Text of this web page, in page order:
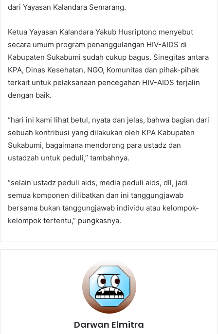
dari Yayasan Kalandara Semarang.
Ketua Yayasan Kalandara Yakub Husriptono menyebut
secara umum program penanggulangan HIV-AIDS di
Kabupaten Sukabumi sudah cukup bagus. Sinegitas antara
KPA, Dinas Kesehatan, NGO, Komunitas dan pihak-pihak
terkait untuk pelaksanaan pencegahan HIV-AIDS terjalin
dengan baik.
“hari ini kami lihat betul, nyata dan jelas, bahwa bagian dari
sebuah kontribusi yang dilakukan oleh KPA Kabupaten
Sukabumi, bagaimana mendorong para ustadz dan
ustadzah untuk peduli,” tambahnya.
“selain ustadz peduli aids, media peduli aids, dll, jadi
semua komponen dilibatkan dan ini tanggungjawab
bersama bukan tanggungjawab individu atau kelompok-
kelompok tertentu,” pungkasnya.
Darwan Elmitra